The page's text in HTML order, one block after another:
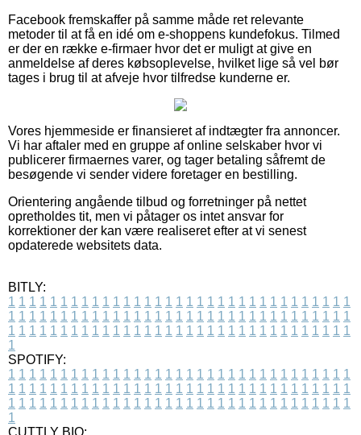
Facebook fremskaffer på samme måde ret relevante
metoder til at få en idé om e-shoppens kundefokus. Tilmed
er der en række e-firmaer hvor det er muligt at give en
anmeldelse af deres købsoplevelse, hvilket lige så vel bør
tages i brug til at afveje hvor tilfredse kunderne er.
Vores hjemmeside er finansieret af indtægter fra annoncer.
Vi har aftaler med en gruppe af online selskaber hvor vi
publicerer firmaernes varer, og tager betaling såfremt de
besøgende vi sender videre foretager en bestilling.
Orientering angående tilbud og forretninger på nettet
opretholdes tit, men vi påtager os intet ansvar for
korrektioner der kan være realiseret efter at vi senest
opdaterede websitets data.
BITLY:
1 1 1 1 1 1 1 1 1 1 1 1 1 1 1 1 1 1 1 1 1 1 1 1 1 1 1 1 1 1 1 1 1
1 1 1 1 1 1 1 1 1 1 1 1 1 1 1 1 1 1 1 1 1 1 1 1 1 1 1 1 1 1 1 1 1
1 1 1 1 1 1 1 1 1 1 1 1 1 1 1 1 1 1 1 1 1 1 1 1 1 1 1 1 1 1 1 1 1
1
SPOTIFY:
1 1 1 1 1 1 1 1 1 1 1 1 1 1 1 1 1 1 1 1 1 1 1 1 1 1 1 1 1 1 1 1 1
1 1 1 1 1 1 1 1 1 1 1 1 1 1 1 1 1 1 1 1 1 1 1 1 1 1 1 1 1 1 1 1 1
1 1 1 1 1 1 1 1 1 1 1 1 1 1 1 1 1 1 1 1 1 1 1 1 1 1 1 1 1 1 1 1 1
1
CUTTLY BIO: